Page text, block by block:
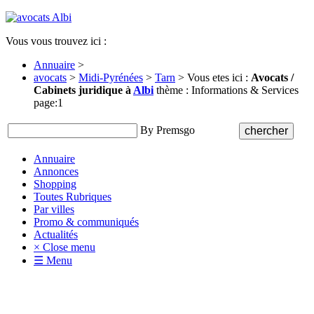
Vous vous trouvez ici :
Annuaire >
avocats > Midi-Pyrénées > Tarn > Vous etes ici : Avocats /
Cabinets juridique à Albi thème : Informations & Services
page:1
By Premsgo
Annuaire
Annonces
Shopping
Toutes Rubriques
Par villes
Promo & communiqués
Actualités
× Close menu
☰ Menu